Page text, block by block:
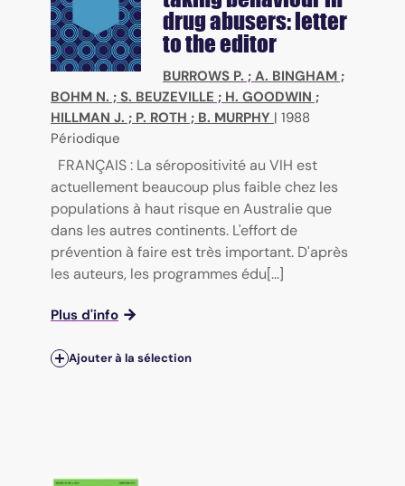
drug abusers: letter
to the editor
BURROWS P. ; A. BINGHAM ;
BOHM N. ; S. BEUZEVILLE ; H. GOODWIN ;
HILLMAN J. ; P. ROTH ; B. MURPHY | 1988
Périodique
FRANÇAIS : La séropositivité au VIH est
actuellement beaucoup plus faible chez les
populations à haut risque en Australie que
dans les autres continents. L'effort de
prévention à faire est très important. D'après
les auteurs, les programmes édu[...]
Plus d'info
Ajouter à la sélection